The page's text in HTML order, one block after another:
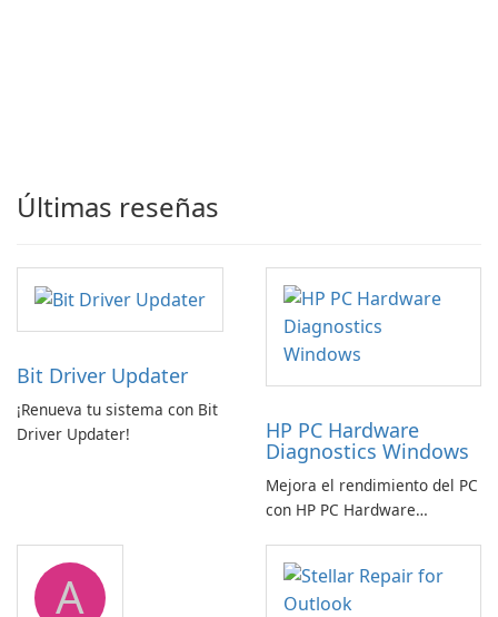
Últimas reseñas
Bit Driver Updater
¡Renueva tu sistema con Bit
Driver Updater!
HP PC Hardware
Diagnostics Windows
Mejora el rendimiento del PC
con HP PC Hardware
A